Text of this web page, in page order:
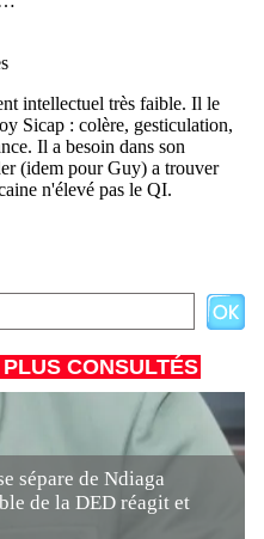
CONSULTÉS
sépare de Ndiaga
de la DED réagit et